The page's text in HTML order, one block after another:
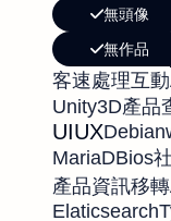
無頭像
無作品
客速處理互動
Unity3D產品
UIUXDebian
MariaDBios
產品資訊移轉
Elaticsearch